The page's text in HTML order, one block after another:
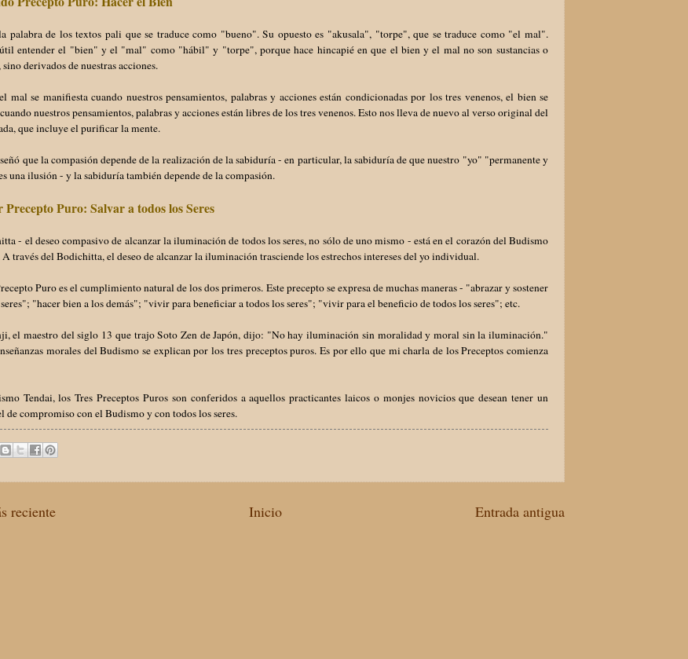
palabra de los textos pali que se traduce como "bueno". Su opuesto es "akusala", "torpe", que se traduce como "el mal".
entender el "bien" y el "mal" como "hábil" y "torpe", porque hace hincapié en que el bien y el mal no son sustancias o
derivados de nuestras acciones.
mal se manifiesta cuando nuestros pensamientos, palabras y acciones están condicionadas por los tres venenos, el bien se
nuestros pensamientos, palabras y acciones están libres de los tres venenos. Esto nos lleva de nuevo al verso original del
que incluye el purificar la mente.
que la compasión depende de la realización de la sabiduría - en particular, la sabiduría de que nuestro "yo" "permanente y
una ilusión - y la sabiduría también depende de la compasión.
Precepto Puro: Salvar a todos los Seres
- el deseo compasivo de alcanzar la iluminación de todos los seres, no sólo de uno mismo - está en el corazón del Budismo
A través del Bodichitta, el deseo de alcanzar la iluminación trasciende los estrechos intereses del yo individual.
Puro es el cumplimiento natural de los dos primeros. Este precepto se expresa de muchas maneras - "abrazar y sostener
"hacer bien a los demás"; "vivir para beneficiar a todos los seres"; "vivir para el beneficio de todos los seres"; etc.
el maestro del siglo 13 que trajo Soto Zen de Japón, dijo: "No hay iluminación sin moralidad y moral sin la iluminación."
morales del Budismo se explican por los tres preceptos puros. Es por ello que mi charla de los Preceptos comienza
Tendai, los Tres Preceptos Puros son conferidos a aquellos practicantes laicos o monjes novicios que desean tener un
de compromiso con el Budismo y con todos los seres.
reciente Entrada antigua
Inicio